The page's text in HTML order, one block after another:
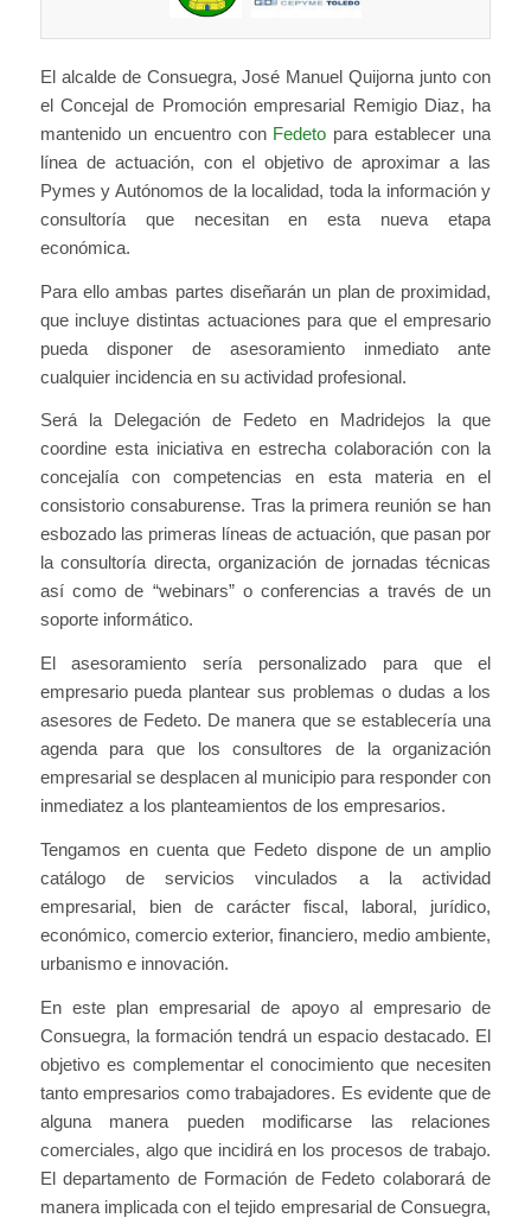
El alcalde de Consuegra, José Manuel Quijorna junto con
el Concejal de Promoción empresarial Remigio Diaz, ha
mantenido un encuentro con Fedeto para establecer una
línea de actuación, con el objetivo de aproximar a las
Pymes y Autónomos de la localidad, toda la información y
consultoría que necesitan en esta nueva etapa
económica.
Para ello ambas partes diseñarán un plan de proximidad,
que incluye distintas actuaciones para que el empresario
pueda disponer de asesoramiento inmediato ante
cualquier incidencia en su actividad profesional.
Será la Delegación de Fedeto en Madridejos la que
coordine esta iniciativa en estrecha colaboración con la
concejalía con competencias en esta materia en el
consistorio consaburense. Tras la primera reunión se han
esbozado las primeras líneas de actuación, que pasan por
la consultoría directa, organización de jornadas técnicas
así como de “webinars” o conferencias a través de un
soporte informático.
El asesoramiento sería personalizado para que el
empresario pueda plantear sus problemas o dudas a los
asesores de Fedeto. De manera que se establecería una
agenda para que los consultores de la organización
empresarial se desplacen al municipio para responder con
inmediatez a los planteamientos de los empresarios.
Tengamos en cuenta que Fedeto dispone de un amplio
catálogo de servicios vinculados a la actividad
empresarial, bien de carácter fiscal, laboral, jurídico,
económico, comercio exterior, financiero, medio ambiente,
urbanismo e innovación.
En este plan empresarial de apoyo al empresario de
Consuegra, la formación tendrá un espacio destacado. El
objetivo es complementar el conocimiento que necesiten
tanto empresarios como trabajadores. Es evidente que de
alguna manera pueden modificarse las relaciones
comerciales, algo que incidirá en los procesos de trabajo.
El departamento de Formación de Fedeto colaborará de
manera implicada con el tejido empresarial de Consuegra,